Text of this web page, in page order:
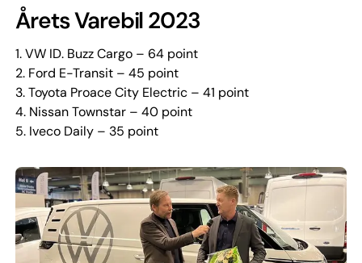
Årets Varebil 2023
1. VW ID. Buzz Cargo – 64 point
2. Ford E-Transit – 45 point
3. Toyota Proace City Electric – 41 point
4. Nissan Townstar – 40 point
5. Iveco Daily – 35 point